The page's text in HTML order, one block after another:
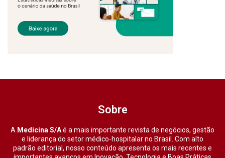
Sobre
A Medicina S/Aé a mais importante revista de negócios, gestão
e liderança do setor médico-hospitalar no Brasil. Com alto
padrão editorial, nosso conteúdo apresenta os mais recentes e